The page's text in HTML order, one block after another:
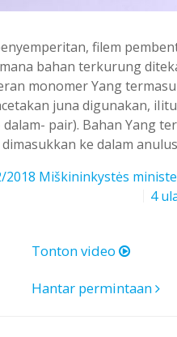
filem
bahan terkurung
monomer Yang
juna digunakan,
pair). Bahan Yang
ke dalam
2018 Miškininkystės
4
Tonton video
Hantar permintaan